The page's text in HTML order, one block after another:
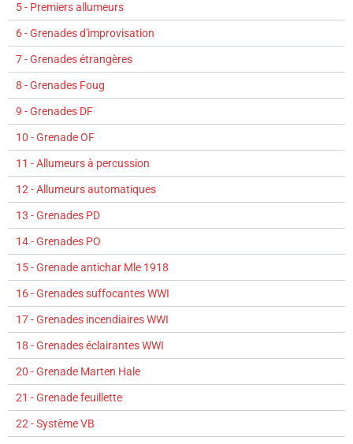
5 - Premiers allumeurs
6 - Grenades d'improvisation
7 - Grenades étrangères
8 - Grenades Foug
9 - Grenades DF
10 - Grenade OF
11 - Allumeurs à percussion
12 - Allumeurs automatiques
13 - Grenades PD
14 - Grenades PO
15 - Grenade antichar Mle 1918
16 - Grenades suffocantes WWI
17 - Grenades incendiaires WWI
18 - Grenades éclairantes WWI
20 - Grenade Marten Hale
21 - Grenade feuillette
22 - Système VB